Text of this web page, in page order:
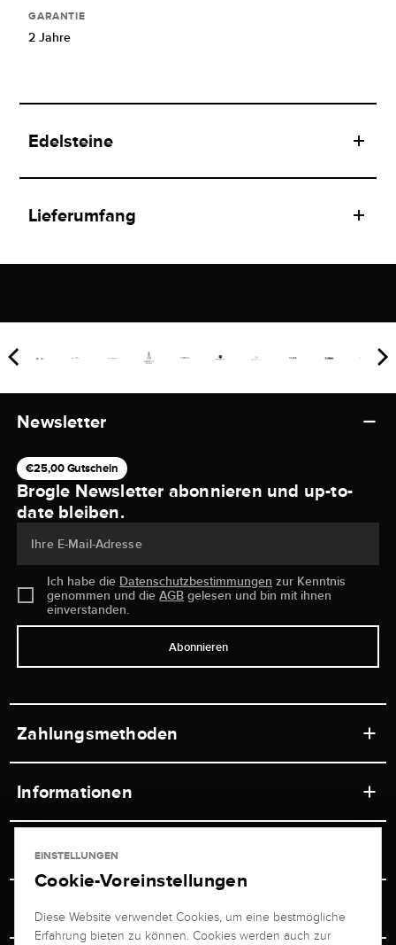
GARANTIE
2 Jahre
Edelsteine
Lieferumfang
Newsletter
€25,00 Gutschein
Brogle Newsletter abonnieren und up-to-
date bleiben.
Ihre E-Mail-Adresse
Ich habe die Datenschutzbestimmungen zur Kenntnis
genommen und dieAGB gelesen und bin mit ihnen
einverstanden.
Abonnieren
Zahlungsmethoden
Informationen
Ladengeschäft
Versand & Zahlung
Service
Newsletterabmeldung
Juwelier Brogle
EINSTELLUNGEN
Cookie-Voreinstellungen
Diese Website verwendet Cookies, um eine bestmögliche
Erfahrung bieten zu können. Cookies werden auch zur